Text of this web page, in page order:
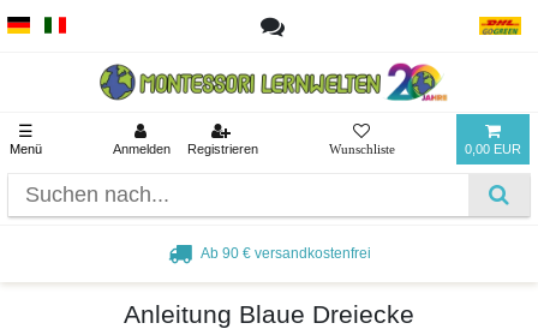
☰
Menü Anmelden Registrieren 0,00 EUR
Ab 90 € versandkostenfrei
Anleitung Blaue Dreiecke